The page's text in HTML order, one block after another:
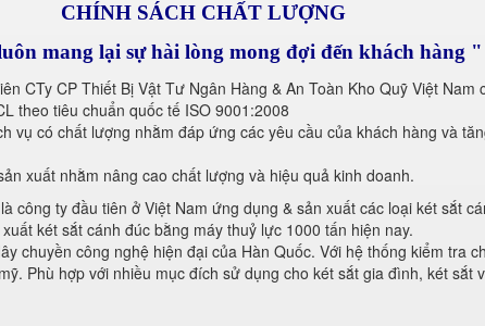
CHÍNH SÁCH CHẤT LƯỢNG
mang lại sự hài lòng mong đợi đến khách hàng "
CTy CP Thiết Bị Vật Tư Ngân Hàng & An Toàn Kho Quỹ Việt Nam
theo tiêu chuẩn quốc tế ISO 9001:2008
vụ có chất lượng nhằm đáp ứng các yêu cầu của khách hàng và
xuất nhằm nâng cao chất lượng và hiệu quả kinh doanh.
công ty đầu tiên ở Việt Nam ứng dụng & sản xuất các loại két sắt
két sắt cánh đúc bằng máy thuỷ lực 1000 tấn hiện nay.
chuyền công nghệ hiện đại của Hàn Quốc. Với hệ thống kiểm tra
Phù hợp với nhiều mục đích sử dụng cho két sắt gia đình, két sắt